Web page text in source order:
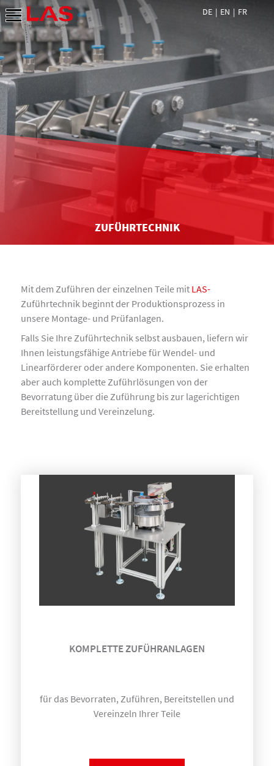
DE EN FR
ZUFÜHRTECHNIK
Mit dem Zuführen der einzelnen Teile mit LAS-
Zuführtechnik beginnt der Produktionsprozess in
unsere Montage- und Prüfanlagen.
Falls Sie Ihre Zuführtechnik selbst ausbauen, liefern wir
Ihnen leistungsfähige Antriebe für Wendel- und
Linearförderer oder andere Komponenten. Sie erhalten
aber auch komplette Zuführlösungen von der
Bevorratung über die Zuführung bis zur lagerichtigen
Bereitstellung und Vereinzelung.
KOMPLETTE ZUFÜHRANLAGEN
für das Bevorraten, Zuführen, Bereitstellen und
Vereinzeln Ihrer Teile